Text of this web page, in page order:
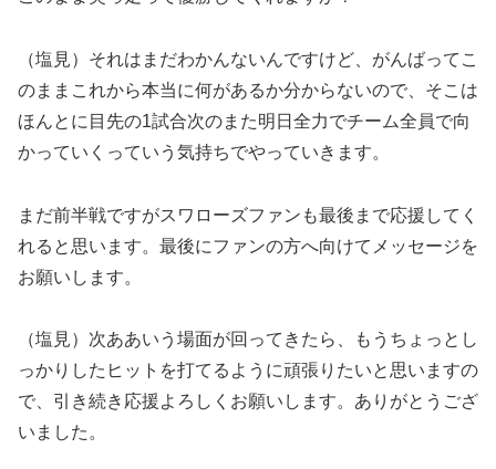
（塩見）それはまだわかんないんですけど、がんばってこ
のままこれから本当に何があるか分からないので、そこは
ほんとに目先の1試合次のまた明日全力でチーム全員で向
かっていくっていう気持ちでやっていきます。
まだ前半戦ですがスワローズファンも最後まで応援してく
れると思います。最後にファンの方へ向けてメッセージを
お願いします。
（塩見）次ああいう場面が回ってきたら、もうちょっとし
っかりしたヒットを打てるように頑張りたいと思いますの
で、引き続き応援よろしくお願いします。ありがとうござ
いました。